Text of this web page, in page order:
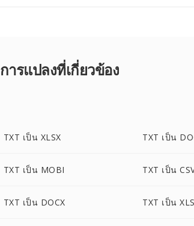
การแปลงที่เกี่ยวข้อง
TXT เป็น XLSX TXT เป็น
TXT เป็น MOBI TXT เป็น
TXT เป็น DOCX TXT เป็น